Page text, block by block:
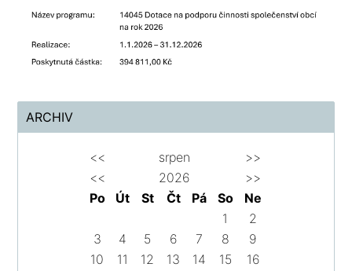
ARCHIV
<< srpen
>>
<<
2026
>>
Po
Út St Čt Pá So
Ne
1
2
3
4 5 6 7 8
9
10
11 12 13 14 15
16